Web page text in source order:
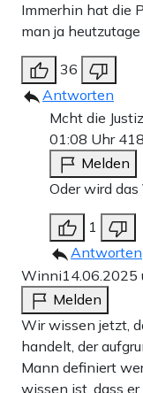
Immerhin hat die
man ja
36
Antworten
Mcht die
01:08 Uhr
Melden
Oder wird
1
Antworten
Winni14.06.2025
Melden
Wir wissen jetzt,
handelt, der
Mann definiert
wissen ist, dass